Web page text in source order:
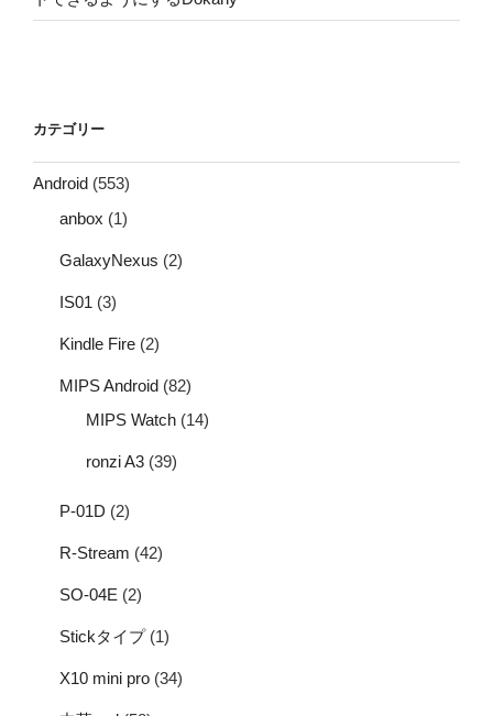
カテゴリー
Android (553)
anbox (1)
GalaxyNexus (2)
IS01 (3)
Kindle Fire (2)
MIPS Android (82)
MIPS Watch (14)
ronzi A3 (39)
P-01D (2)
R-Stream (42)
SO-04E (2)
Stickタイプ(1)
X10 mini pro (34)